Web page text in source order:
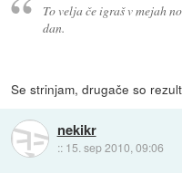
To velja če igraš v mejah
dan.
Se strinjam, drugače so
nekikr
:: 15. sep 2010, 09:06